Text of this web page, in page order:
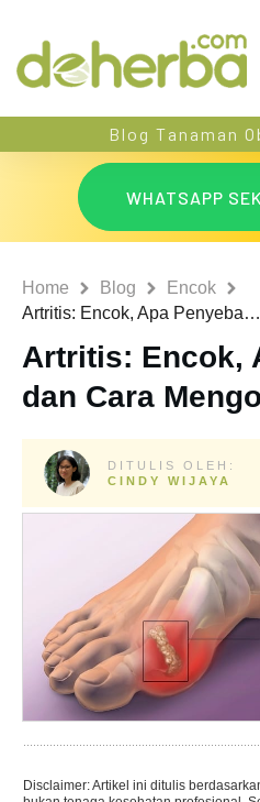
Blog Tanaman
WHATSAPP
Home Blog
Encok
Artritis: Encok, Apa Penyebab dan Cara Mengobatinya?
Artritis: Encok,
dan Cara
DITULIS OLEH:
CINDY WIJAYA
Disclaimer: Artikel ini ditulis